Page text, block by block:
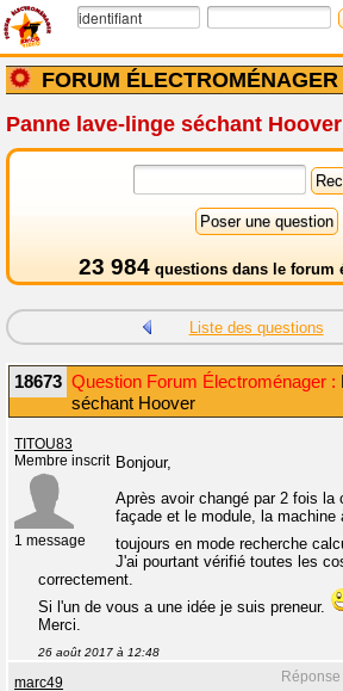
FORUM ÉLECTROMÉNAGER
Panne lave-linge séchant Hoover
23 984 questions dans le forum
Liste des questions
18673 Question Forum Électroménager :
séchant Hoover
TITOU83
Membre inscrit
1 message
Bonjour,
Après avoir changé par 2 fois la
façade et le module, la machine
toujours en mode recherche
J'ai pourtant vérifié toutes les
correctement.
Si l'un de vous a une idée je suis preneur.
Merci.
26 août 2017 à 12:48
marc49